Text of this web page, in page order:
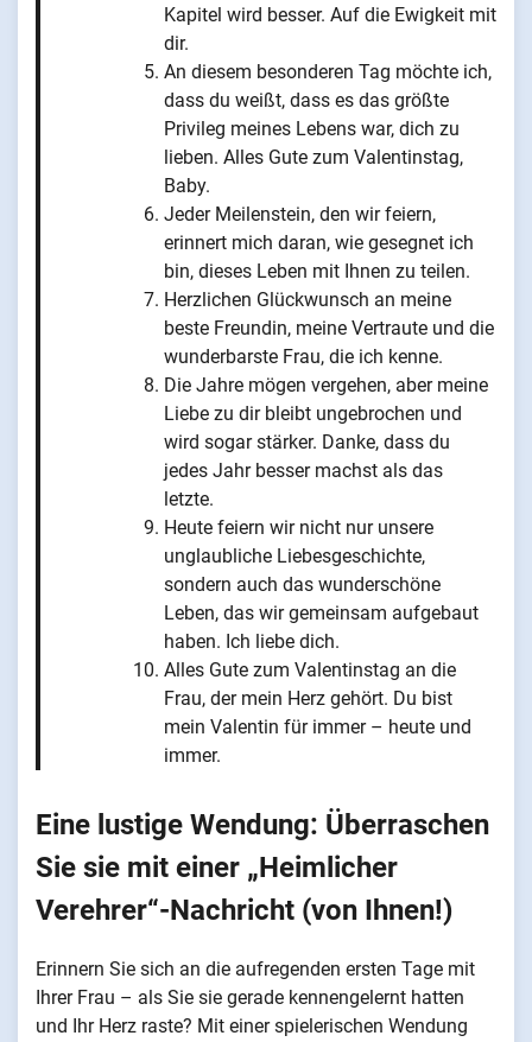
Kapitel wird besser. Auf die Ewigkeit mit
dir.
An diesem besonderen Tag möchte ich,
dass du weißt, dass es das größte
Privileg meines Lebens war, dich zu
lieben. Alles Gute zum Valentinstag,
Baby.
Jeder Meilenstein, den wir feiern,
erinnert mich daran, wie gesegnet ich
bin, dieses Leben mit Ihnen zu teilen.
Herzlichen Glückwunsch an meine
beste Freundin, meine Vertraute und die
wunderbarste Frau, die ich kenne.
Die Jahre mögen vergehen, aber meine
Liebe zu dir bleibt ungebrochen und
wird sogar stärker. Danke, dass du
jedes Jahr besser machst als das
letzte.
Heute feiern wir nicht nur unsere
unglaubliche Liebesgeschichte,
sondern auch das wunderschöne
Leben, das wir gemeinsam aufgebaut
haben. Ich liebe dich.
Alles Gute zum Valentinstag an die
Frau, der mein Herz gehört. Du bist
mein Valentin für immer – heute und
immer.
Eine lustige Wendung: Überraschen
Sie sie mit einer „Heimlicher
Verehrer“-Nachricht (von Ihnen!)
Erinnern Sie sich an die aufregenden ersten Tage mit
Ihrer Frau – als Sie sie gerade kennengelernt hatten
und Ihr Herz raste? Mit einer spielerischen Wendung